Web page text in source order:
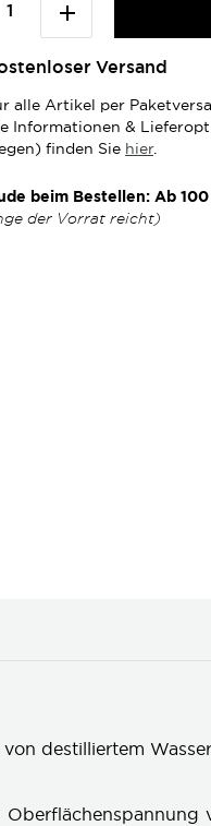
Versand
alle Artikel per
Informationen &
finden Sie hier.
beim Bestellen: Ab
der Vorrat reicht)
destilliertem